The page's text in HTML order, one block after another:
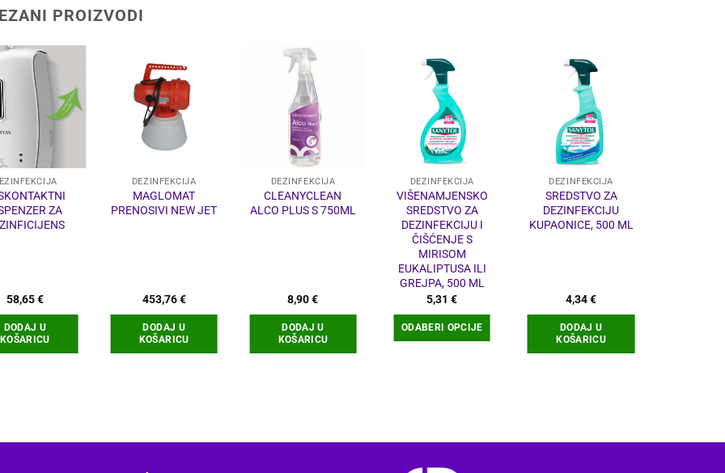
PROIZVODI
ZA
58,65€
DODAJ U
KOŠARICU
DEZINFEKCIJA
MAGLOMAT
PRENOSIVI NEW JET
453,76€
DODAJ U
KOŠARICU
DEZINFEKCIJA
CLEANYCLEAN
ALCO PLUS S 750ML
8,90€
DODAJ U
KOŠARICU
DEZINFEKCIJA
VIŠENAMJENSKO
SREDSTVO ZA
DEZINFEKCIJU I
ČIŠĆENJE S
MIRISOM
EUKALIPTUSA ILI
GREJPA, 500 ML
5,31€
ODABERI OPCIJE
DEZINFEKCIJA
SREDSTVO ZA
DEZINFEKCIJU
KUPAONICE, 500 ML
4,34€
DODAJ U
KOŠARICU